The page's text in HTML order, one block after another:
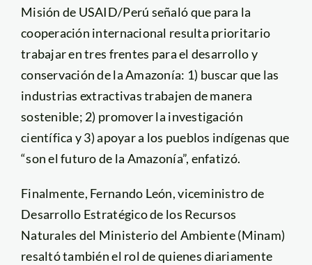
Misión de USAID/Perú señaló que para la
cooperación internacional resulta prioritario
trabajar en tres frentes para el desarrollo y
conservación de la Amazonía: 1) buscar que las
industrias extractivas trabajen de manera
sostenible; 2) promover la investigación
científica y 3) apoyar a los pueblos indígenas que
“son el futuro de la Amazonía”, enfatizó.
Finalmente, Fernando León, viceministro de
Desarrollo Estratégico de los Recursos
Naturales del Ministerio del Ambiente (Minam)
resaltó también el rol de quienes diariamente